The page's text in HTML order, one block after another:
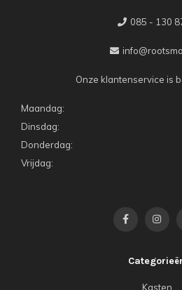
085 - 130
Onze klantenservice is
Maandag:
Dinsdag:
Donderdag:
Vrijdag:
Kasten